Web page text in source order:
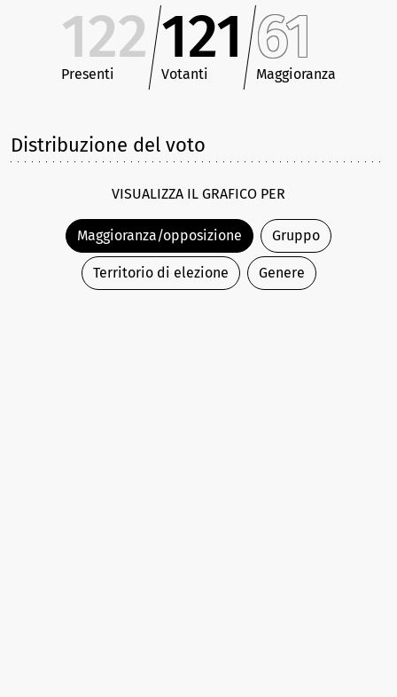
122
Presenti
121
Votanti
61
Maggioranza
Distribuzione del voto
VISUALIZZA IL GRAFICO PER
Maggioranza/opposizione Gruppo
Territorio di elezione Genere